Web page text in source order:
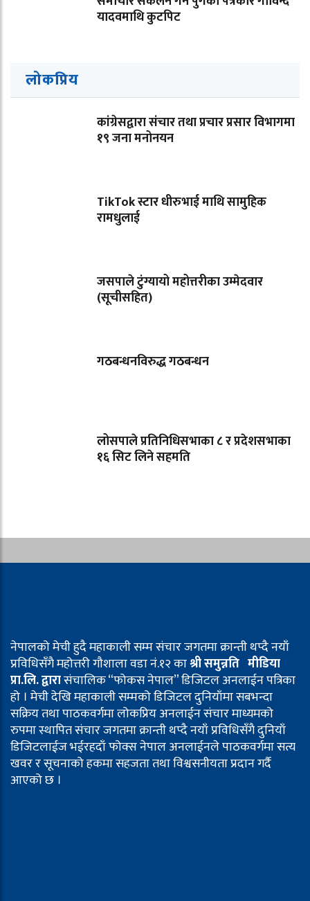
यादवमाथि कुटपिट
लोकप्रिय
कांग्रेसद्वारा संचार तथा प्रचार प्रसार विभागमा
१९ जना मनोनयन
TikTok स्टार धीरुभाई माथि सामुहिक
रामधुलाई
जसपाले टुंग्यायो महोत्तरीका उम्मेदवार
(सूचीसहित)
गठबन्धनविरुद्ध गठबन्धन
लोसपाले प्रतिनिधिसभाका ८ र प्रदेशसभाका
१६ सिट लिने सहमति
नेपालको मेची हुदै महाकाली सम्म संचार जगतमा क्रान्ती थप्दै नयाँ
प्रविधिसँगै महोत्तरी गौशाला वडा नं.१२ काश्री समुन्नति मीडिया
प्रा.लि. द्वारासंचालिक “फोकस नेपाल” डिजिटल अनलाईन पत्रिका
हो । मेची देखि महाकाली सम्मको डिजिटल दुनियाँमा सबभन्दा
सक्रिय तथा पाठकवर्गमा लोकप्रिय अनलाईन संचार माध्यमको
रुपमा स्थापित संचार जगतमा क्रान्ती थप्दै नयाँ प्रविधिसँगै दुनियाँ
डिजिटलाईज भईरहदाँ फोक्स नेपाल अनलाईनले पाठकवर्गमा सत्य
खवर र सूचनाको हकमा सहजता तथा विश्वसनीयता प्रदान गर्दै
आएको छ ।